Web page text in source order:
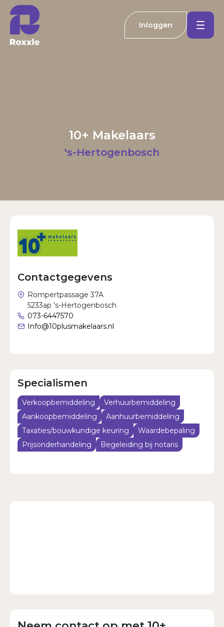
E-mailadres
Wachtwoord vergeten?
Inloggen
10+ Makelaars
's-Hertogenbosch
Contactgegevens
Rompertpassage 37A
5233ap 's-Hertogenbosch
073-6447570
Info@10plusmakelaars.nl
Specialismen
Verkoopbemiddeling
Verhuurbemiddeling
Aankoopbemiddeling
Aanhuurbemiddeling
Taxaties/bouwkundige keuring
Waardebepaling
Prijsonderhandeling
Begeleiding bij notaris